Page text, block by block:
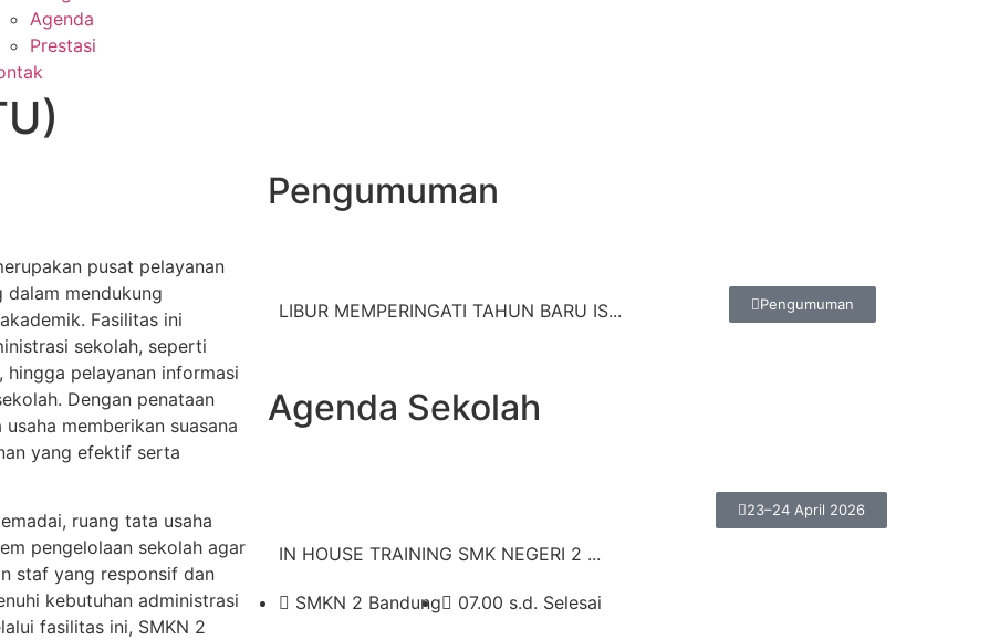
Agenda
Prestasi
pusat pelayanan
mendukung
Fasilitas ini
sekolah, seperti
pelayanan informasi
Dengan penataan
memberikan suasana
yang efektif serta
ruang tata usaha
pengelolaan sekolah agar
staf yang responsif dan
kebutuhan administrasi
fasilitas ini, SMKN 2
Pengumuman
Pengumuman
LIBUR MEMPERINGATI TAHUN BARU IS...
Agenda Sekolah
23–24 April 2026
IN HOUSE TRAINING SMK NEGERI 2 ...
SMKN 2 Bandung 07.00 s.d. Selesai